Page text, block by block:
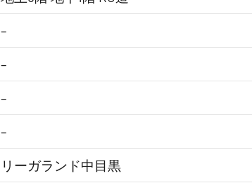
–
–
–
–
リーガランド中目黒